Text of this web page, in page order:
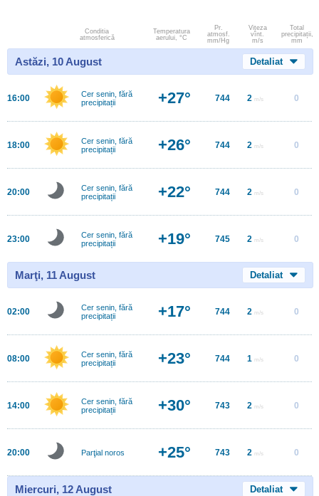
Conditia
atmosferică
Temperatura
aerului, °C
Pr.
atmosf.
mm/Hg
Viteza
vînt.
m/s
Total
precipitații,
mm
Astăzi, 10 August Detaliat
16:00
Cer senin, fără
precipitații
+27° 744 2 m/s 0
18:00
Cer senin, fără
precipitații
+26° 744 2 m/s 0
20:00
Cer senin, fără
precipitații
+22° 744 2 m/s 0
23:00
Cer senin, fără
precipitații
+19° 745 2 m/s 0
Marţi, 11 August Detaliat
02:00
Cer senin, fără
precipitații
+17° 744 2 m/s 0
08:00
Cer senin, fără
precipitații
+23° 744 1 m/s 0
14:00
Cer senin, fără
precipitații
+30° 743 2 m/s 0
20:00 Parţial noros +25° 743 2 m/s 0
Miercuri, 12 August Detaliat